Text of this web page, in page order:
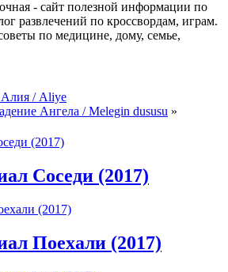
/ Aliye
Ангела / Melegin dususu »
Соседи (2017)
Поехали (2017)